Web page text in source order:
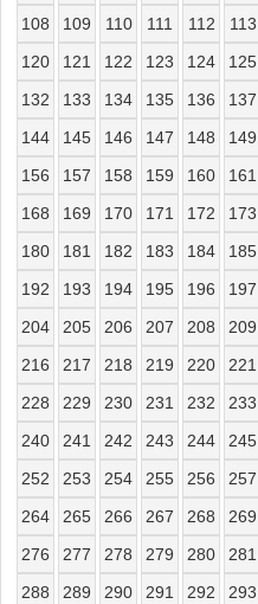
108
109 110 111 112 113
120
121 122 123 124 125
132
133 134 135 136 137
144
145 146 147 148 149
156
157 158 159 160 161
168
169 170 171 172 173
180
181 182 183 184 185
192
193 194 195 196 197
204
205 206 207 208 209
216
217 218 219 220 221
228
229 230 231 232 233
240
241 242 243 244 245
252
253 254 255 256 257
264
265 266 267 268 269
276
277 278 279 280 281
288
289 290 291 292 293